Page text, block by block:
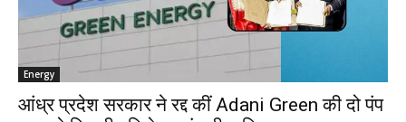
Energy
आंध्र प्रदेश सरकार ने रद्द कीं Adani Green की दो पंप